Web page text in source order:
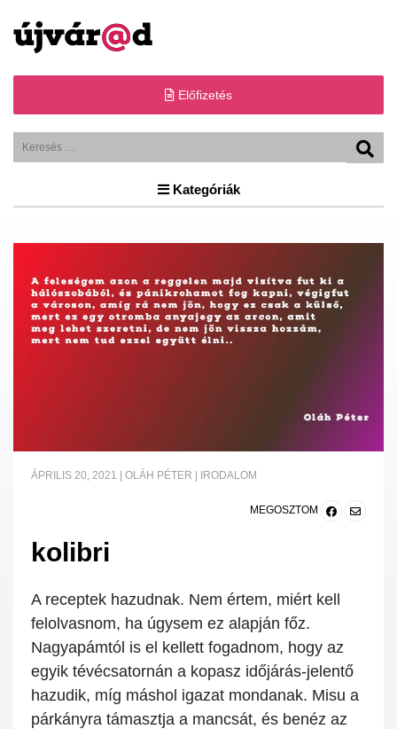
Előfizetés
Kategóriák
ÁPRILIS 20, 2021 | OLÁH PÉTER | IRODALOM
MEGOSZTOM
kolibri
A receptek hazudnak. Nem értem, miért kell
felolvasnom, ha úgysem ez alapján főz.
Nagyapámtól is el kellett fogadnom, hogy az
egyik tévécsatornán a kopasz időjárás-jelentő
hazudik, míg máshol igazat mondanak. Misu a
párkányra támasztja a mancsát, és benéz az